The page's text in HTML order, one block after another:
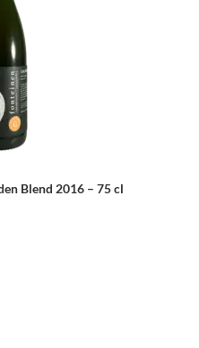
Blend 2016 – 75 cl